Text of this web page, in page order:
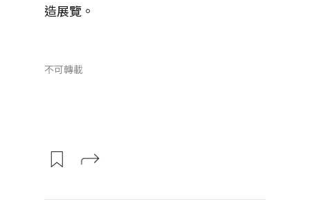
造展覽。
不可轉載